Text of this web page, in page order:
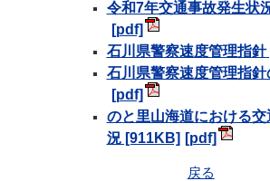
令和7年交通事故発生状
石川県警察速度管理指
石川県警察速度管理指
のと里山海道における
況 [911KB]
戻る